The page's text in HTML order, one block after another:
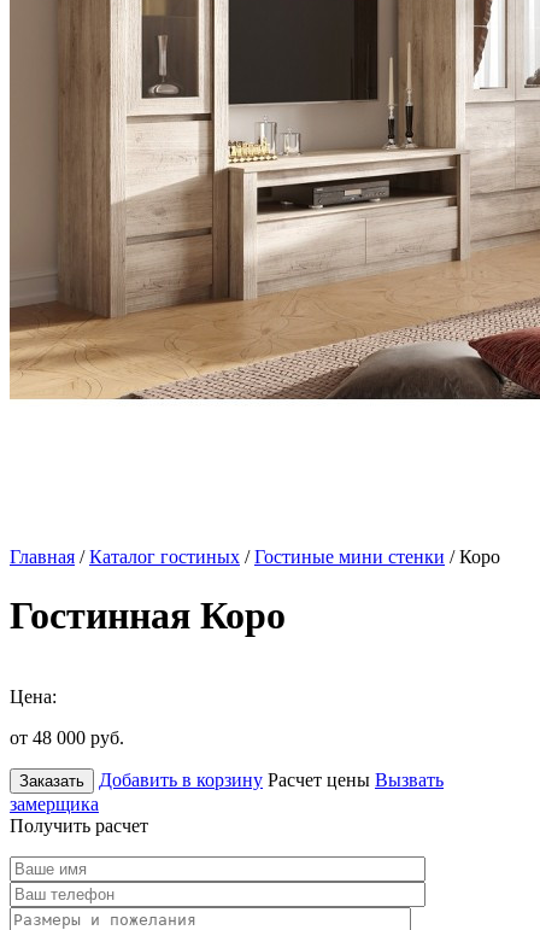
Главная /Каталог гостиных /Гостиные мини стенки / Коро
Гостинная Коро
Цена:
от 48 000 руб.
Заказать Добавить в корзину Расчет цены Вызвать
замерщика
Получить расчет